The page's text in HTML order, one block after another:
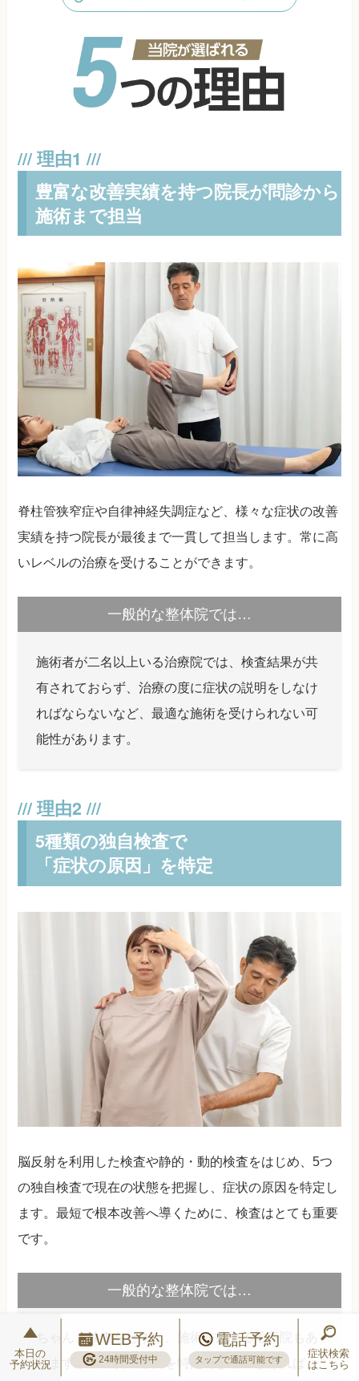
豊富な改善実績を持つ院長が問診から
施術まで担当
脊柱管狭窄症や自律神経失調症など、様々な症状の改善
実績を持つ院長が最後まで一貫して担当します。常に高
いレベルの治療を受けることができます。
一般的な整体院では…
施術者が二名以上いる治療院では、検査結果が共
有されておらず、治療の度に症状の説明をしなけ
ればならないなど、最適な施術を受けられない可
能性があります。
5種類の独自検査で
「症状の原因」を特定
脳反射を利用した検査や静的・動的検査をはじめ、5つ
の独自検査で現在の状態を把握し、症状の原因を特定し
ます。最短で根本改善へ導くために、検査はとても重要
です。
一般的な整体院では…
ちゃんと検査をせずに、施術を始める治療院もあ
りますが、症状の原因を特定できていなければ、
本日の
予約状況
WEB予約
24時間受付中
電話予約
タップで通話可能です
症状検索
はこちら